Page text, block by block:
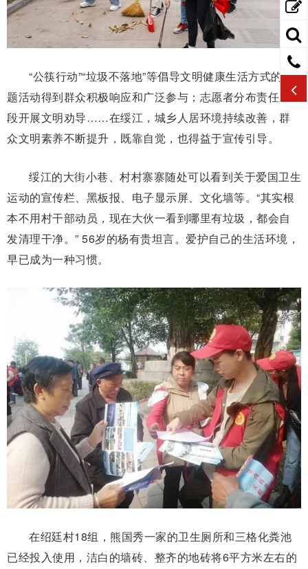
“公筷行动”“垃圾不落地”等倡导文明健康生活方式的主
题活动得到群众积极响应和广泛参与；志愿者分布责任路
段开展文明劝导……在绥江，城乡人居环境持续改善，群
众文明素养不断提升，既靠自觉，也得益于宣传引导。
绥江的大街小巷、村村寨寨随处可以看到关于爱国卫生
运动的宣传栏、黑板报、电子显示屏、文化墙等。“其实根
本不用村干部动员，现在大伙一看到哪里有垃圾，都会自
发清理干净。” 56岁的杨有贵坦言。爱护自己的生活环境，
早已成为一种习惯。
在绍廷村18组，熊国秀一家的卫生厕所和三格化粪池
已经投入使用，洁白的墙砖、整齐的地砖将6平方米左右的